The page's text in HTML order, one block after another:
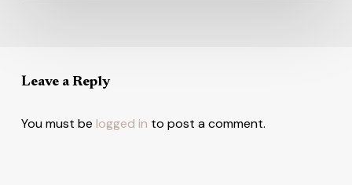
Leave a Reply
You must be logged in to post a comment.